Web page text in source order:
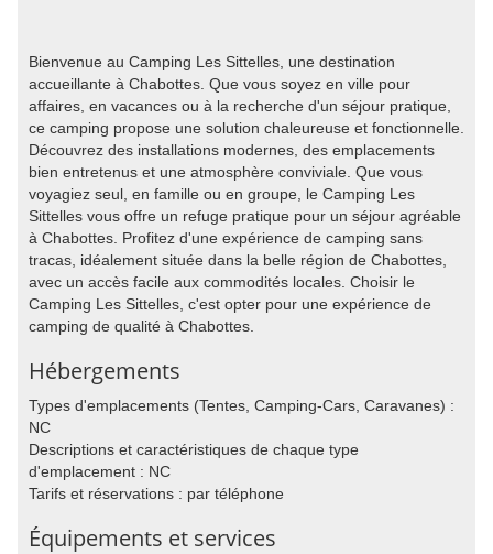
Bienvenue au Camping Les Sittelles, une destination
accueillante à Chabottes. Que vous soyez en ville pour
affaires, en vacances ou à la recherche d'un séjour pratique,
ce camping propose une solution chaleureuse et fonctionnelle.
Découvrez des installations modernes, des emplacements
bien entretenus et une atmosphère conviviale. Que vous
voyagiez seul, en famille ou en groupe, le Camping Les
Sittelles vous offre un refuge pratique pour un séjour agréable
à Chabottes. Profitez d'une expérience de camping sans
tracas, idéalement située dans la belle région de Chabottes,
avec un accès facile aux commodités locales. Choisir le
Camping Les Sittelles, c'est opter pour une expérience de
camping de qualité à Chabottes.
Hébergements
Types d'emplacements (Tentes, Camping-Cars, Caravanes) :
NC
Descriptions et caractéristiques de chaque type
d'emplacement : NC
Tarifs et réservations : par téléphone
Équipements et services